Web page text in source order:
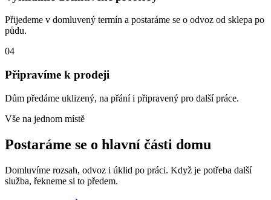
Přijedeme v domluvený termín a postaráme se o odvoz od sklepa po
půdu.
04
Připravíme k prodeji
Dům předáme uklizený, na přání i připravený pro další práce.
Vše na jednom místě
Postaráme se o hlavní části domu
Domluvíme rozsah, odvoz i úklid po práci. Když je potřeba další
služba, řekneme si to předem.